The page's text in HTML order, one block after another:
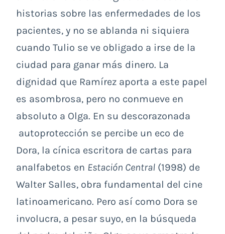
historias sobre las enfermedades de los
pacientes, y no se ablanda ni siquiera
cuando Tulio se ve obligado a irse de la
ciudad para ganar más dinero. La
dignidad que Ramírez aporta a este papel
es asombrosa, pero no conmueve en
absoluto a Olga. En su descorazonada
autoprotección se percibe un eco de
Dora, la cínica escritora de cartas para
analfabetos en Estación Central (1998) de
Walter Salles, obra fundamental del cine
latinoamericano. Pero así como Dora se
involucra, a pesar suyo, en la búsqueda